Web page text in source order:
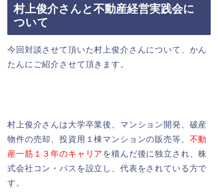
村上俊介さんと不動産経営実践会に
ついて
今回対談させて頂いた村上俊介さんについて、かん
たんにご紹介させて頂きます。
村上俊介さんは大学卒業後、マンション開発、破産
物件の売却、投資用１棟マンションの販売等、 不動
産一筋１３年のキャリア を積んだ後に独立され、株
式会社コン・パスを設立し、代表をされている方で
す。